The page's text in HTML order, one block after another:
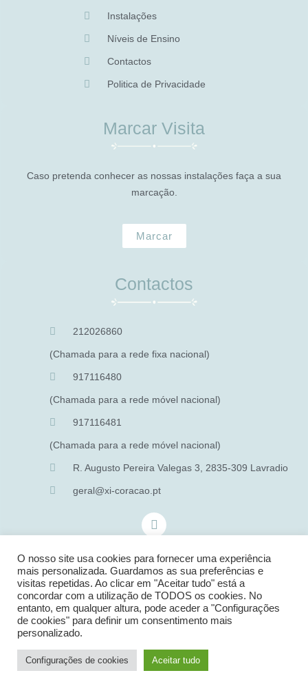
Instalações
Níveis de Ensino
Contactos
Politica de Privacidade
Marcar Visita
Caso pretenda conhecer as nossas instalações faça a sua
marcação.
Marcar
Contactos
212026860
(Chamada para a rede fixa nacional)
917116480
(Chamada para a rede móvel nacional)
917116481
(Chamada para a rede móvel nacional)
R. Augusto Pereira Valegas 3, 2835-309 Lavradio
geral@xi-coracao.pt
O nosso site usa cookies para fornecer uma experiência
mais personalizada. Guardamos as sua preferências e
visitas repetidas. Ao clicar em "Aceitar tudo" está a
concordar com a utilização de TODOS os cookies. No
entanto, em qualquer altura, pode aceder a "Configurações
de cookies" para definir um consentimento mais
personalizado.
Configurações de cookies Aceitar tudo